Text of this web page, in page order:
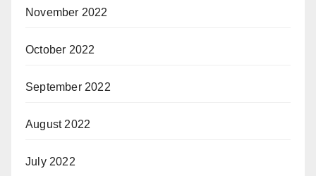
November 2022
October 2022
September 2022
August 2022
July 2022